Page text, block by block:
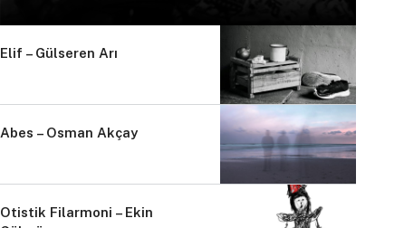
Elif – Gülseren Arı
Abes – Osman Akçay
Otistik Filarmoni – Ekin